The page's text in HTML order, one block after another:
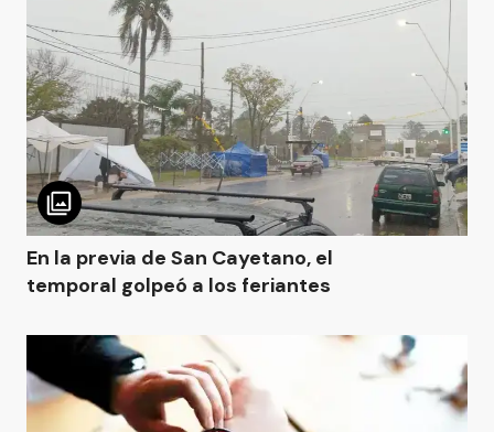
En la previa de San Cayetano, el
temporal golpeó a los feriantes